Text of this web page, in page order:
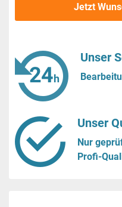
Jetzt
Unser
Unser
Nur
Profi-